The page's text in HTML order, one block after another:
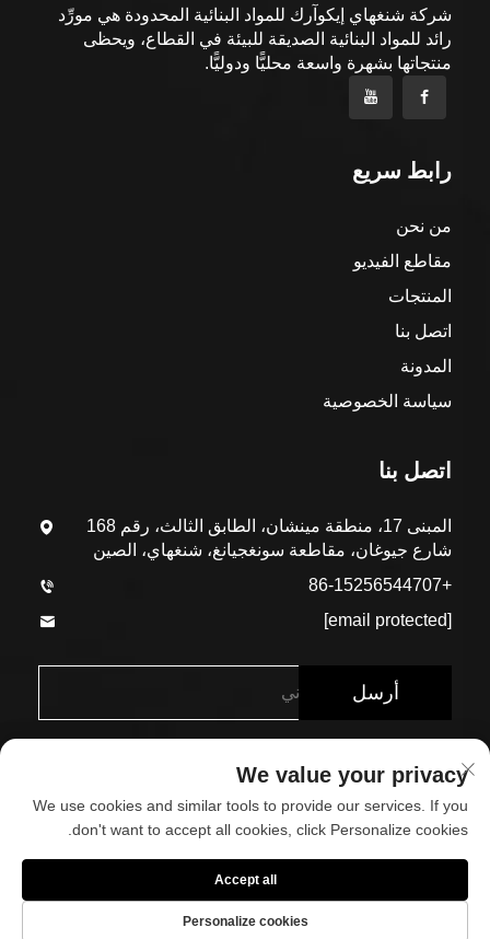
شركة شنغهاي إيكوآرك للمواد البنائية المحدودة هي مورِّد
رائد للمواد البنائية الصديقة للبيئة في القطاع، ويحظى
منتجاتها بشهرة واسعة محليًّا ودوليًّا.
رابط سريع
من نحن
مقاطع الفيديو
المنتجات
اتصل بنا
المدونة
سياسة الخصوصية
اتصل بنا
المبنى 17، منطقة مينشان، الطابق الثالث، رقم 168
شارع جيوغان، مقاطعة سونغجيانغ، شنغهاي، الصين
+86-15256544707
[email protected]
أرسل
المحدودة. جميع الحقوق محفوظة
حول اتصل بنا
We value your privacy
We use cookies and similar tools to provide our services. If you
don't want to accept all cookies, click Personalize cookies.
Personalize cookies
Accept all